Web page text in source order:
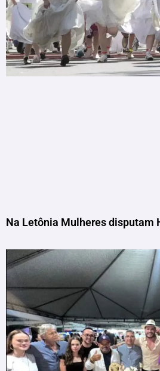
Na Letônia Mulheres disputam